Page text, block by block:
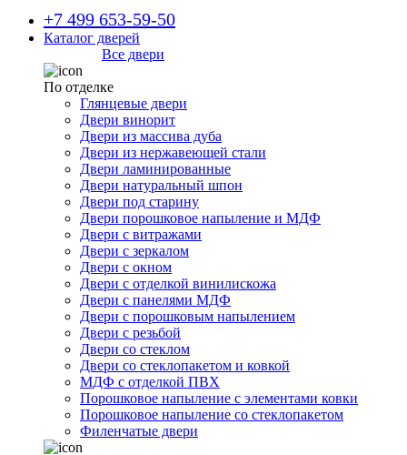
+7 499 653-59-50
Каталог дверей
Все двери
По отделке
Глянцевые двери
Двери винорит
Двери из массива дуба
Двери из нержавеющей стали
Двери ламинированные
Двери натуральный шпон
Двери под старину
Двери порошковое напыление и МДФ
Двери с витражами
Двери с зеркалом
Двери с окном
Двери с отделкой винилискожа
Двери с панелями МДФ
Двери с порошковым напылением
Двери с резьбой
Двери со стеклом
Двери со стеклопакетом и ковкой
МДФ с отделкой ПВХ
Порошковое напыление с элементами ковки
Порошковое напыление со стеклопакетом
Филенчатые двери